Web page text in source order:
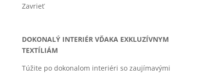
Zavrieť
DOKONALÝ INTERIÉR VĎAKA EXKLUZÍVNYM
TEXTÍLIÁM
Túžite po dokonalom interiéri so zaujímavými